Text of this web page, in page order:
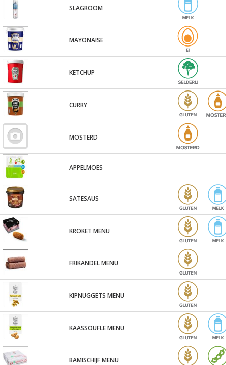
SLAGROOM
MAYONAISE
KETCHUP
CURRY
MOSTERD
APPELMOES
SATESAUS
KROKET MENU
FRIKANDEL MENU
KIPNUGGETS MENU
KAASSOUFLE MENU
BAMISCHIJF MENU